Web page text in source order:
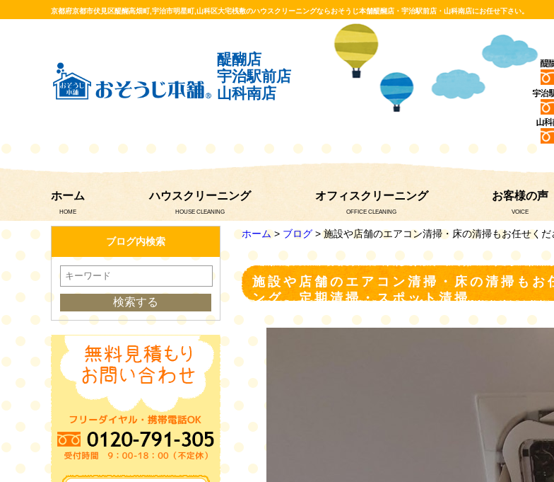
京都府京都市伏見区醍醐高畑町,宇治市明星町,山科区大宅桟敷のハウスクリーニングならおそうじ本舗醍醐店・宇治駅前店・山科南店にお任せ下さい。
醍醐店
宇治駅前店
山科南店
ホーム
HOME
ハウスクリーニング
HOUSE CLEANING
オフィスクリーニング
OFFICE CLEANING
お客様の声
VOICE
ホーム> ブログ > 施設や店舗のエアコン清掃・床の清掃もお任せく
施設や店舗のエアコン清掃・床の清掃も
ング、定期清掃・スポット清掃
ブログ内検索